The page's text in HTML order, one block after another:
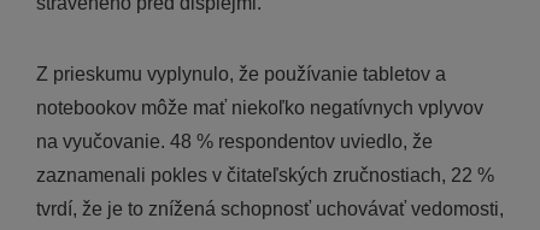
Z prieskumu vyplynulo, že používanie tabletov a
notebookov môže mať niekoľko negatívnych vplyvov
na vyučovanie. 48 % respondentov uviedlo, že
zaznamenali pokles v čitateľských zručnostiach, 22 %
tvrdí, že je to znížená schopnosť uchovávať vedomosti,